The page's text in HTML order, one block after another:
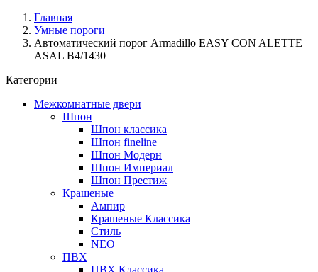
Главная
Умные пороги
Автоматический порог Armadillo EASY CON ALETTE
ASAL B4/1430
Категории
Межкомнатные двери
Шпон
Шпон классика
Шпон fineline
Шпон Модерн
Шпон Империал
Шпон Престиж
Крашеные
Ампир
Крашеные Классика
Стиль
NEO
ПВХ
ПВХ Классика